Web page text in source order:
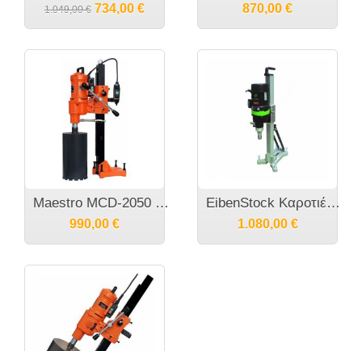
1.049,00 € 734,00 € 870,00 €
Maestro MCD-2050 Καροτιέρα Διάτρησης
990,00 €
EibenStock Καροτιέρα Διάτρησης Μονάδα Διαμαντοτρύπανου DB200GR 2500Watt Φ205 με την σπαστή βάση 0B33EGR0
1.080,00 €